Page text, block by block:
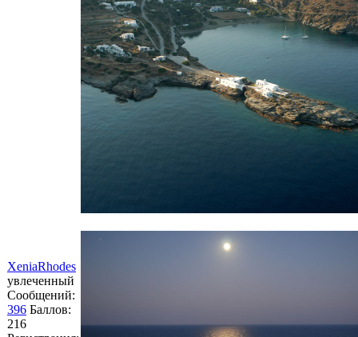
XeniaRhodes
увлеченный
Сообщений:
396 Баллов:
216